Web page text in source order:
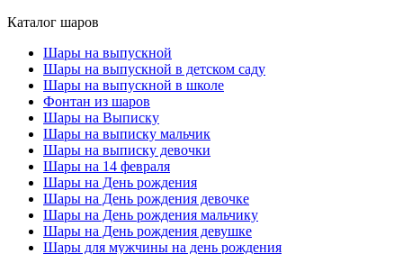
Каталог шаров
Шары на выпускной
Шары на выпускной в детском саду
Шары на выпускной в школе
Фонтан из шаров
Шары на Выписку
Шары на выписку мальчик
Шары на выписку девочки
Шары на 14 февраля
Шары на День рождения
Шары на День рождения девочке
Шары на День рождения мальчику
Шары на День рождения девушке
Шары для мужчины на день рождения